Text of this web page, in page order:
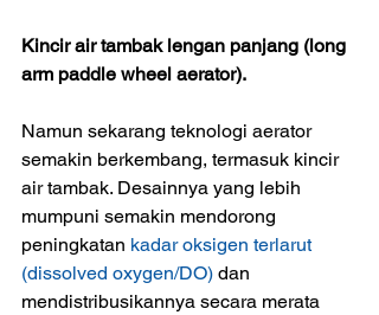
Kincir air tambak lengan panjang (long
arm paddle wheel aerator).
Namun sekarang teknologi aerator
semakin berkembang, termasuk kincir
air tambak. Desainnya yang lebih
mumpuni semakin mendorong
peningkatan kadar oksigen terlarut
(dissolved oxygen/DO) dan
mendistribusikannya secara merata